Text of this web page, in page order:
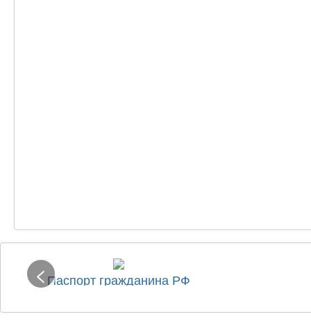
Паспорт гражданина РФ
<